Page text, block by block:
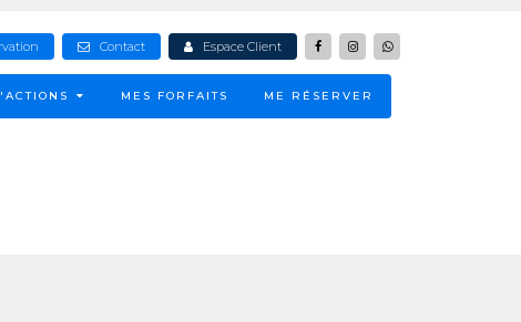
Contact Espace Client
MES FORFAITS ME RÉSERVER